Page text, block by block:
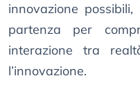
innovazione
partenza per
interazione tra
l’innovazione.